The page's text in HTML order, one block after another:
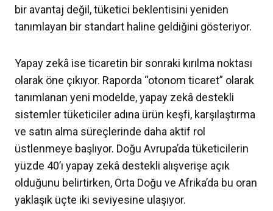
bir avantaj değil, tüketici beklentisini yeniden
tanımlayan bir standart haline geldiğini gösteriyor.
Yapay zekâ ise ticaretin bir sonraki kırılma noktası
olarak öne çıkıyor. Raporda “otonom ticaret” olarak
tanımlanan yeni modelde, yapay zekâ destekli
sistemler tüketiciler adına ürün keşfi, karşılaştırma
ve satın alma süreçlerinde daha aktif rol
üstlenmeye başlıyor. Doğu Avrupa’da tüketicilerin
yüzde 40’ı yapay zekâ destekli alışverişe açık
olduğunu belirtirken, Orta Doğu ve Afrika’da bu oran
yaklaşık üçte iki seviyesine ulaşıyor.